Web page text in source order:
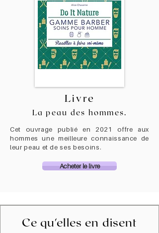
Livre
La peau des hommes.
Cet ouvrage publié en 2021 offre aux
hommes une meilleure connaissance de
leur peau et de ses besoins.
Acheter le livre
Ce qu'elles en disent